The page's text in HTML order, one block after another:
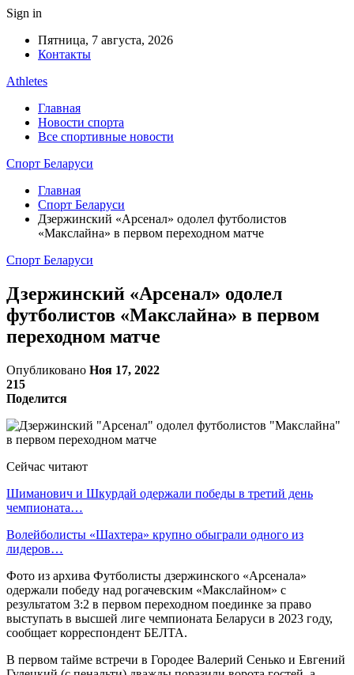
Sign in
Пятница, 7 августа, 2026
Контакты
Athletes
Главная
Новости спорта
Все спортивные новости
Спорт Беларуси
Главная
Спорт Беларуси
Дзержинский «Арсенал» одолел футболистов
«Макслайна» в первом переходном матче
Спорт Беларуси
Дзержинский «Арсенал» одолел
футболистов «Макслайна» в первом
переходном матче
Опубликовано Ноя 17, 2022
215
Поделится
Сейчас читают
Шиманович и Шкурдай одержали победы в третий день
чемпионата…
Волейболисты «Шахтера» крупно обыграли одного из
лидеров…
Фото из архива Футболисты дзержинского «Арсенала»
одержали победу над рогачевским «Макслайном» с
результатом 3:2 в первом переходном поединке за право
выступать в высшей лиге чемпионата Беларуси в 2023 году,
сообщает корреспондент БЕЛТА.
В первом тайме встречи в Городее Валерий Сенько и Евгений